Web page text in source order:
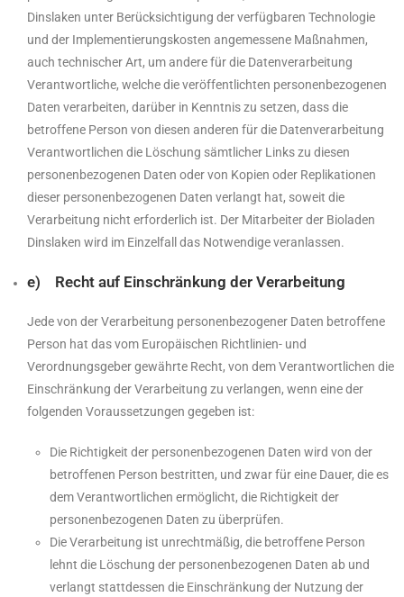
Dinslaken unter Berücksichtigung der verfügbaren Technologie
und der Implementierungskosten angemessene Maßnahmen,
auch technischer Art, um andere für die Datenverarbeitung
Verantwortliche, welche die veröffentlichten personenbezogenen
Daten verarbeiten, darüber in Kenntnis zu setzen, dass die
betroffene Person von diesen anderen für die Datenverarbeitung
Verantwortlichen die Löschung sämtlicher Links zu diesen
personenbezogenen Daten oder von Kopien oder Replikationen
dieser personenbezogenen Daten verlangt hat, soweit die
Verarbeitung nicht erforderlich ist. Der Mitarbeiter der Bioladen
Dinslaken wird im Einzelfall das Notwendige veranlassen.
e) Recht auf Einschränkung der Verarbeitung
Jede von der Verarbeitung personenbezogener Daten betroffene
Person hat das vom Europäischen Richtlinien- und
Verordnungsgeber gewährte Recht, von dem Verantwortlichen die
Einschränkung der Verarbeitung zu verlangen, wenn eine der
folgenden Voraussetzungen gegeben ist:
Die Richtigkeit der personenbezogenen Daten wird von der
betroffenen Person bestritten, und zwar für eine Dauer, die es
dem Verantwortlichen ermöglicht, die Richtigkeit der
personenbezogenen Daten zu überprüfen.
Die Verarbeitung ist unrechtmäßig, die betroffene Person
lehnt die Löschung der personenbezogenen Daten ab und
verlangt stattdessen die Einschränkung der Nutzung der